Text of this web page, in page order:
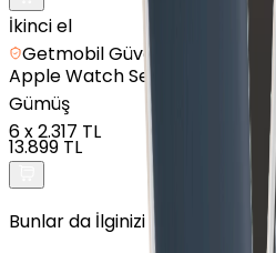
İkinci el
Getmobil Güvencesi
AppleWatch Series 9 -
Gümüş
6x2.317 TL
13.899 TL
Bunlar da İlginizi Çekebilir